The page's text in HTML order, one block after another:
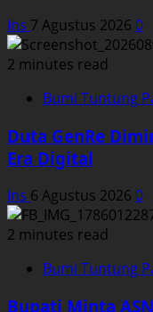
Ins 7 Agustus 2026 0
2 minutes read
Bumi Tuntung
Duta GenRe
Era Digital
Ins 6 Agustus 2026 0
2 minutes read
Bumi Tuntung
Bupati Minta